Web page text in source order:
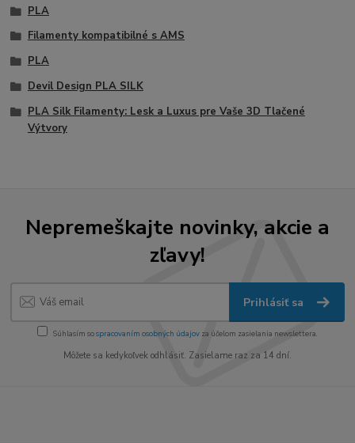
PLA
Filamenty kompatibilné s AMS
PLA
Devil Design PLA SILK
PLA Silk Filamenty: Lesk a Luxus pre Vaše 3D Tlačené
Výtvory
Nepremeškajte novinky, akcie a
zľavy!
Prihlásiť sa
Súhlasím sospracovaním osobných údajov za účelom zasielania newslettera.
Môžete sa kedykoľvek odhlásiť. Zasielame raz za 14 dní.